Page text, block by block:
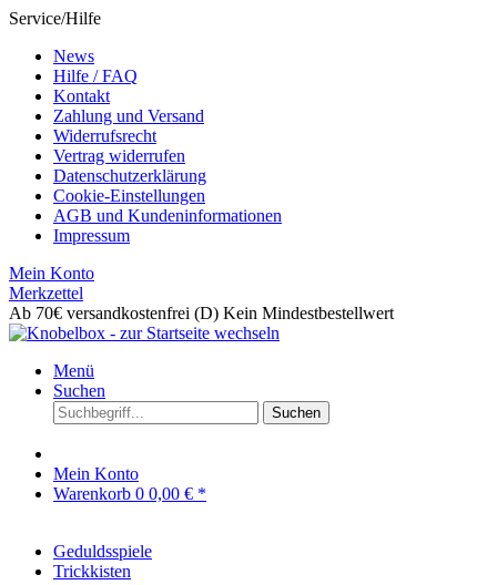
Service/Hilfe
News
Hilfe / FAQ
Kontakt
Zahlung und Versand
Widerrufsrecht
Vertrag widerrufen
Datenschutzerklärung
Cookie-Einstellungen
AGB und Kundeninformationen
Impressum
Mein Konto
Merkzettel
Ab 70€ versandkostenfrei (D) Kein Mindestbestellwert
Menü
Suchen
Suchen
Mein Konto
Warenkorb 0 0,00 € *
Geduldsspiele
Trickkisten